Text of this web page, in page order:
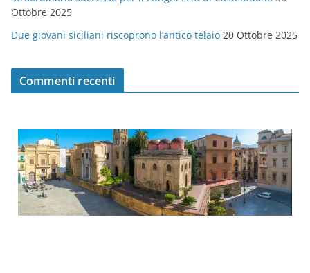
Ottobre 2025
Due giovani siciliani riscoprono l’antico telaio 20 Ottobre 2025
Commenti recenti